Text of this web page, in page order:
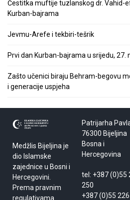
Čestitka muftije tuzlanskog dr. Vahid-
Kurban-bajrama
Jevmu-Arefe i tekbiri-tešrik
Prvi dan Kurban-bajrama u srijedu, 27.
Zašto učenici biraju Behram-begovu
i generacije uspjeha
Medžlis Bijeljina je
dio Islamske
zajednice u Bosni i
Hercegovini.
Prema pravnim
regulativama
Patrijarha
76300 Bijeljina
Bosna i
Hercegovina
tel: +387 (0)55
250
+387 (0)55 226